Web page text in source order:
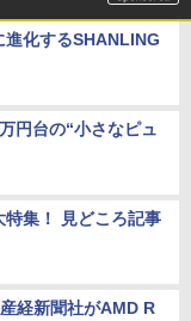
化するSHANLING
円台の“小さなピュ
特集！ 見どころ記事
経新聞社がAMD R